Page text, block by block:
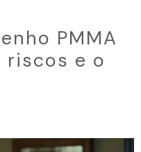
PMMA
riscos e o